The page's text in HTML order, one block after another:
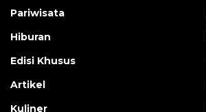
Pariwisata
Hiburan
Edisi Khusus
Artikel
Kuliner